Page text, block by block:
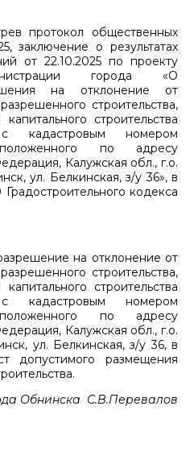
общественных
заключение о результатах
от 22.10.2025 по проекту
города «О
на отклонение от
строительства,
строительства
кадастровым номером
по адресу
Калужская обл., г.о.
ул. Белкинская, з/у 36», в
кодекса
на отклонение от
строительства,
строительства
кадастровым номером
по адресу
Калужская обл., г.о.
ул. Белкинская, з/у 36, в
допустимого размещения
Обнинска С.В.Перевалов